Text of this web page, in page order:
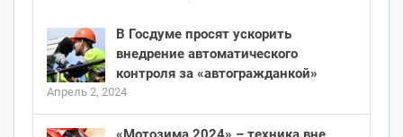
В Госдуме просят ускорить
внедрение автоматического
контроля за «автогражданкой»
Апрель 2, 2024